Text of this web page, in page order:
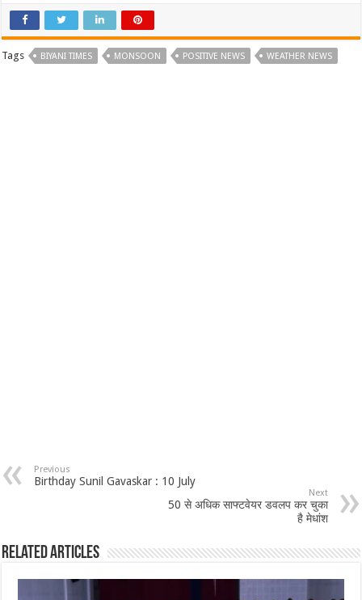
Tags BIYANI TIMES MONSOON POSITIVE NEWS WEATHER NEWS
Previous
Birthday Sunil Gavaskar : 10 July
Next
50 से अधिक साफ्टवेयर डवलप कर चुका
है मेधांश
Related Articles